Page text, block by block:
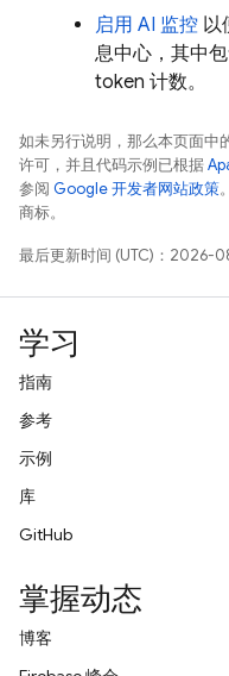
启用 AI 监控 以
息中心，其中
token 计数。
如未另行说明，那么本页面中
许可，并且代码示例已根据
参阅 Google 开发者网站政策
商标。
最后更新时间 (UTC)：2026-
学习
指南
参考
示例
库
GitHub
掌握动态
博客